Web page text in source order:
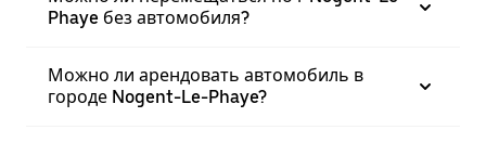
Phaye без автомобиля?
Можно ли арендовать автомобиль в
городе Nogent-Le-Phaye?